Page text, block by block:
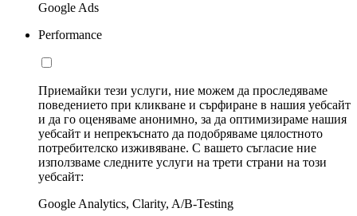
Google Ads
Performance
Приемайки тези услуги, ние можем да проследяваме
поведението при кликване и сърфиране в нашия уебсайт
и да го оценяваме анонимно, за да оптимизираме нашия
уебсайт и непрекъснато да подобряваме цялостното
потребителско изживяване. С вашето съгласие ние
използваме следните услуги на трети страни на този
уебсайт:
Google Analytics, Clarity, A/B-Testing